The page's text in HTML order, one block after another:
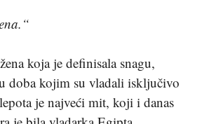
koja je definisala snagu,
doba kojim su vladali isključivo
je najveći mit, koji i danas